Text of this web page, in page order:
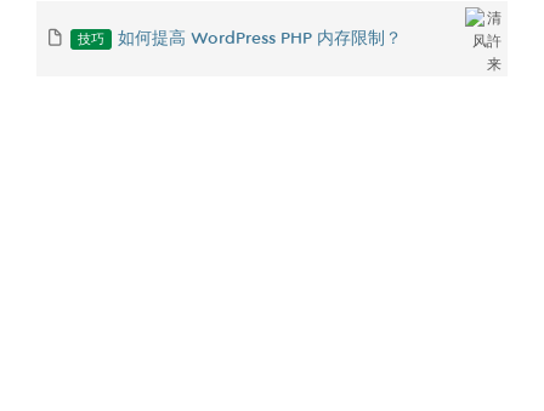
技巧 如何提高 WordPress PHP 内存限制？